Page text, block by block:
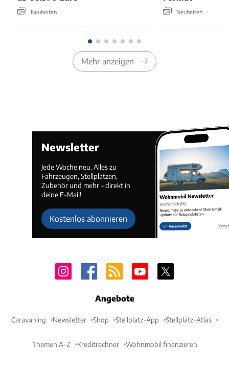
Neuheiten Neuheiten
Mehr anzeigen
Newsletter
Jede Woche neu. Alles zu
Fahrzeugen, Stellplätzen,
Zubehör und mehr – direkt in
deine E-Mail!
Kostenlos abonnieren
Angebote
Caravaning Newsletter Shop Stellplatz-App Stellplatz-Atlas
Themen A-Z Kreditrechner Wohnmobil finanzieren